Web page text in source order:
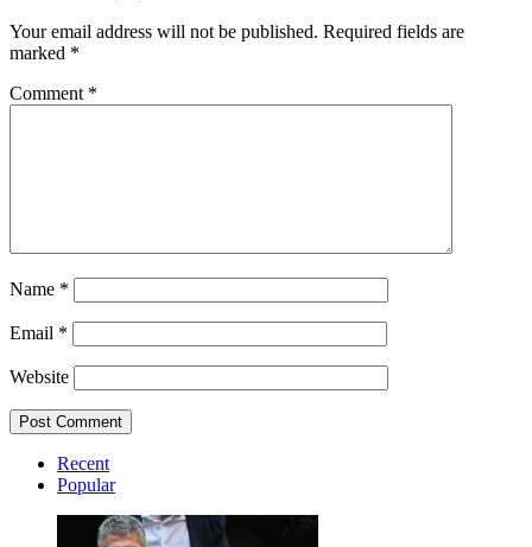
Your email address will not be published. Required fields are
marked *
Comment *
Name *
Email *
Website
Recent
Popular